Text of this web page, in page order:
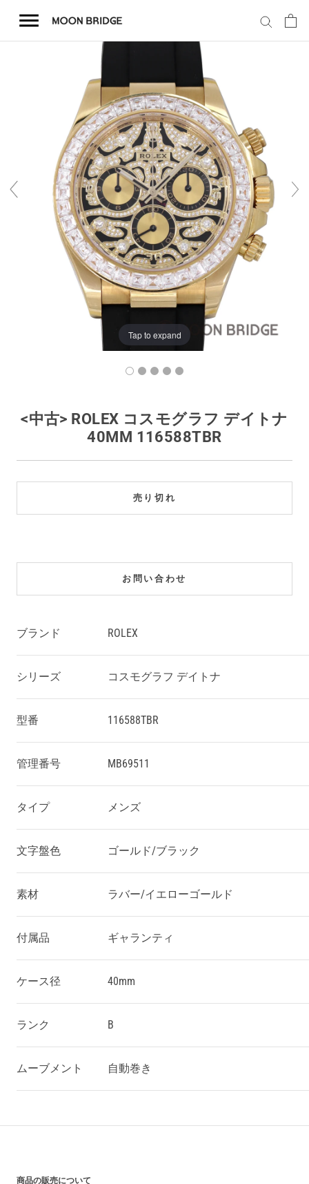
テ
会社概要
事業内容
Tap to expand
<中古> ROLEX コスモグラフ デイトナ
40MM 116588TBR
売り切れ
お問い合わせ
ブランド ROLEX
シリーズ コスモグラフ デイトナ
型番 116588TBR
管理番号 MB69511
タイプ メンズ
文字盤色 ゴールド/ブラック
素材 ラバー/イエローゴールド
付属品 ギャランティ
ケース径 40mm
ランク B
ムーブメント 自動巻き
商品の販売について